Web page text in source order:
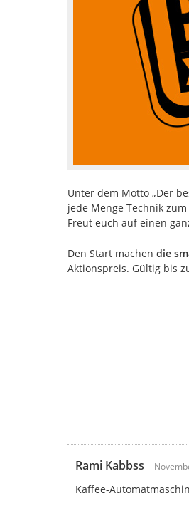
Unter dem Motto „Der
jede Menge Technik zum
Freut euch auf einen
Den Start machen die
Aktionspreis. Gültig bis
Rami Kabbss
Kaffee-